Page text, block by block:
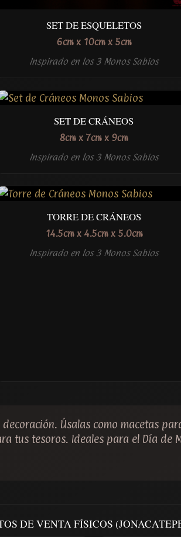
SET DE ESQUELETOS
6cm x 10cm x 5cm
Inspirado en los 3 Monos Sabios
SET DE CRÁNEOS
8cm x 7cm x 9cm
Inspirado en los 3 Monos Sabios
TORRE DE CRÁNEOS
14.5cm x 4.5cm x 5.0cm
Inspirado en los 3 Monos Sabios
Úsalas como macetas
tus tesoros. Ideales para el Día de
DE VENTA FÍSICOS